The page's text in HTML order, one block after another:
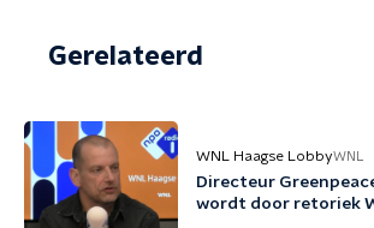
Gerelateerd
WNL Haagse LobbyWNL
Directeur
wordt door retoriek